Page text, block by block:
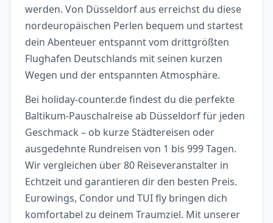
werden. Von Düsseldorf aus erreichst du diese
nordeuropäischen Perlen bequem und startest
dein Abenteuer entspannt vom drittgrößten
Flughafen Deutschlands mit seinen kurzen
Wegen und der entspannten Atmosphäre.
Bei holiday-counter.de findest du die perfekte
Baltikum-Pauschalreise ab Düsseldorf für jeden
Geschmack – ob kurze Städtereisen oder
ausgedehnte Rundreisen von 1 bis 999 Tagen.
Wir vergleichen über 80 Reiseveranstalter in
Echtzeit und garantieren dir den besten Preis.
Eurowings, Condor und TUI fly bringen dich
komfortabel zu deinem Traumziel. Mit unserer